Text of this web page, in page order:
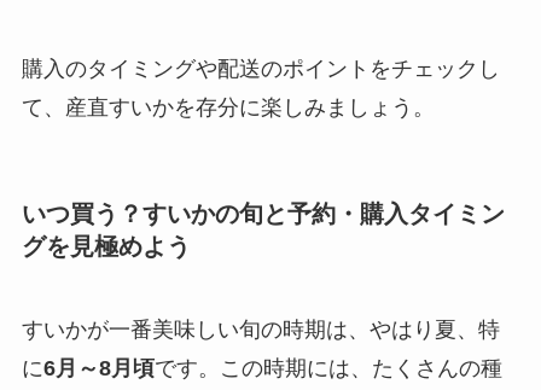
購入のタイミングや配送のポイントをチェックし
て、産直すいかを存分に楽しみましょう。
いつ買う？すいかの旬と予約・購入タイミン
グを見極めよう
すいかが一番美味しい旬の時期は、やはり夏、特
に6月～8月頃です。この時期には、たくさんの種